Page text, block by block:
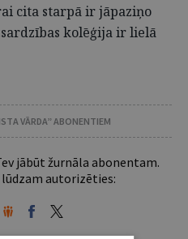
cita starpā ir jāpaziņo
kolēģija ir lielā
VĀRDA” ABONENTIEM
jābūt žurnāla abonentam.
autorizēties: